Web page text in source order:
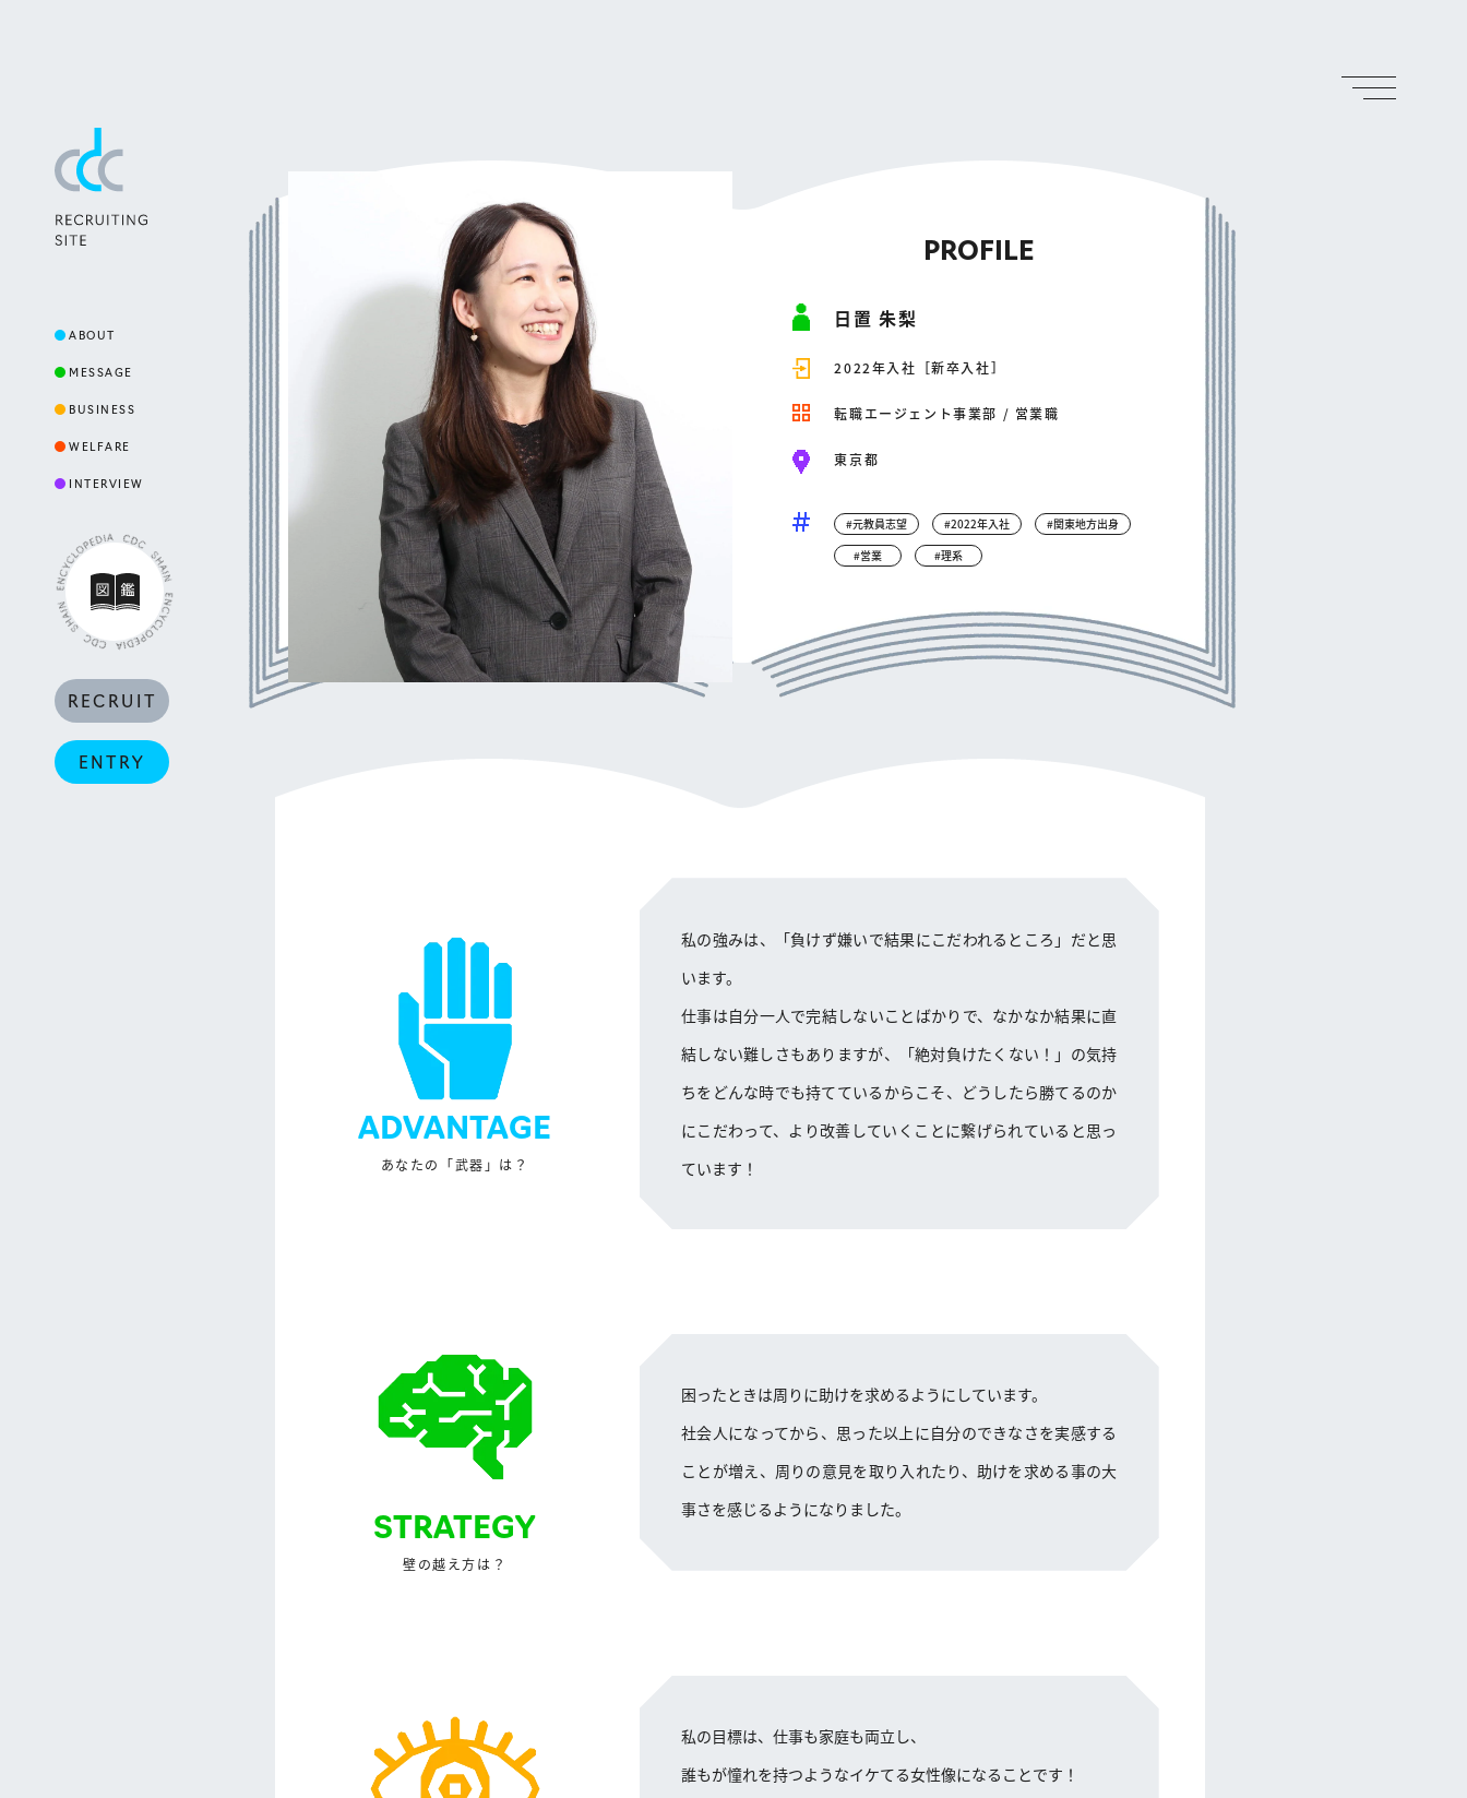
ABOUT
MESSAGE
BUSINESS
WELFARE
INTERVIEW
RECRUIT
ENTRY
PROFILE
日置 朱梨
2022年入社［新卒入社］
転職エージェント事業部 / 営業職
東京都
#元教員志望 #2022年入社
#関東地方出身
#営業
#理系
ADVANTAGE
あなたの「武器」は？
私の強みは、「負けず嫌いで結果にこだわれるところ」だと思
います。
仕事は自分一人で完結しないことばかりで、なかなか結果に直
結しない難しさもありますが、「絶対負けたくない！」の気持
ちをどんな時でも持てているからこそ、どうしたら勝てるのか
にこだわって、より改善していくことに繋げられていると思っ
ています！
STRATEGY
壁の越え方は？
困ったときは周りに助けを求めるようにしています。
社会人になってから、思った以上に自分のできなさを実感する
ことが増え、周りの意見を取り入れたり、助けを求める事の大
事さを感じるようになりました。
私の目標は、仕事も家庭も両立し、
誰もが憧れを持つようなイケてる女性像になることです！